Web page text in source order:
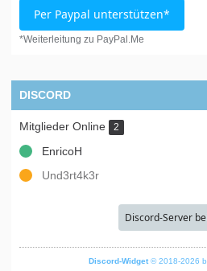
Per Paypal unterstützen*
*Weiterleitung zu PayPal.Me
DISCORD
Mitglieder Online 2
EnricoH
Und3rt4k3r
Discord-Server
Discord-Widget© 2018-2026